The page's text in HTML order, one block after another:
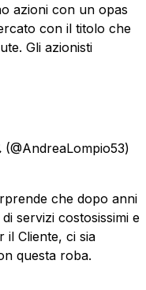
azioni con un opas
con il titolo che
Gli azionisti
(@AndreaLompio53)
che dopo anni
servizi costosissimi e
il Cliente, ci sia
questa roba.